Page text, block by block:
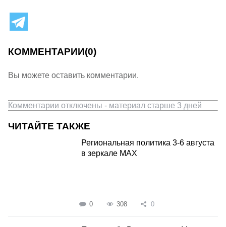
КОММЕНТАРИИ(0)
Вы можете оставить комментарии.
Комментарии отключены - материал старше 3 дней
ЧИТАЙТЕ ТАКЖЕ
Региональная политика 3-6 августа
в зеркале MAX
0 308 0